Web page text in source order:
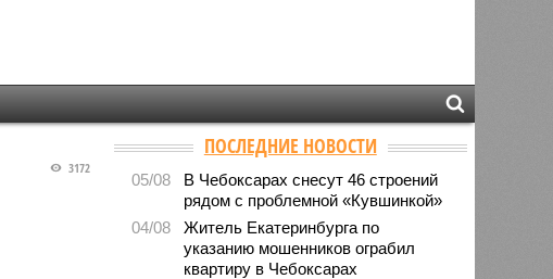
3172
ПОСЛЕДНИЕ НОВОСТИ
05/08
В Чебоксарах снесут 46 строений
рядом с проблемной «Кувшинкой»
04/08
Житель Екатеринбурга по
указанию мошенников ограбил
квартиру в Чебоксарах